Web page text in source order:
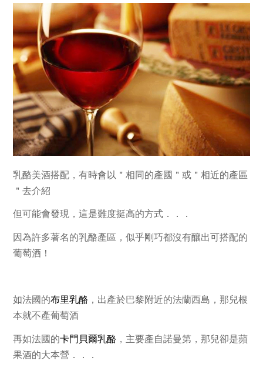
乳酪美酒搭配，有時會以＂相同的產國＂或＂相近的產區
＂去介紹
但可能會發現，這是難度挺高的方式．．．
因為許多著名的乳酪產區，似乎剛巧都沒有釀出可搭配的
葡萄酒！
如法國的布里乳酪 ，出產於巴黎附近的法蘭西島 ，那兒根
本就不產葡萄酒
再如法國的卡門貝爾乳酪 ，主要產自諾曼第 ，那兒卻是蘋
果酒的大本營．．．